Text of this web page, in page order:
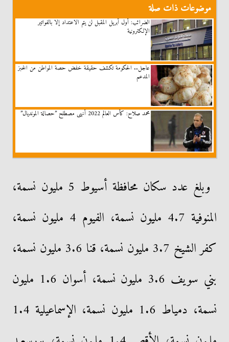
موضوعات ذات صلة
الضرائب: أول أبريل المقبل لن يتم الاعتداد إلا بالفواتير
الإلكترونية
عاجل.. الحكومة تكشف حقيقة خفض حصة المواطن من الخبز
المدعم
محمد صلاح: كأس العالم 2022 أنهى مصطلح ”حصالة المونديال”
وبلغ عدد سكان محافظة أسيوط 5 مليون نسمة،
المنوفية 4.7 مليون نسمة، الفيوم 4 مليون نسمة،
كفر الشيخ 3.7 مليون نسمة، قنا 3.6 مليون نسمة،
بني سويف 3.6 مليون نسمة، أسوان 1.6 مليون
نسمة، دمياط 1.6 مليون نسمة، الإسماعيلية 1.4